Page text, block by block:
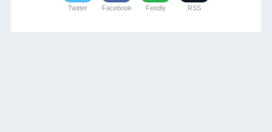
Twitter Facebook Feedly RSS